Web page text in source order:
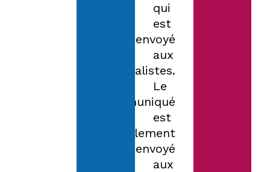
qui
est
envoyé
aux
journalistes.
Le
communiqué
est
également
envoyé
aux